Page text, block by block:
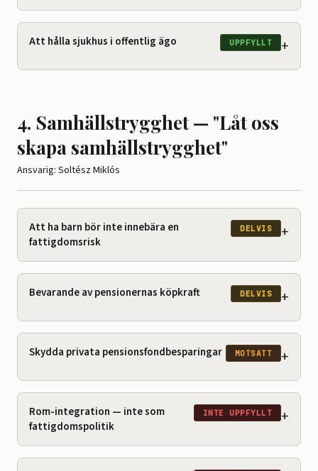
Att hålla sjukhus i offentlig ägo UPPFYLLT +
4. Samhällstrygghet — "Låt oss
skapa samhällstrygghet"
Ansvarig: Soltész Miklós
Att ha barn bör inte innebära en
fattigdomsrisk
DELVIS +
Bevarande av pensionernas köpkraft DELVIS +
Skydda privata pensionsfondbesparingar MOTSATT +
Rom-integration — inte som
fattigdomspolitik
INTE UPPFYLLT +